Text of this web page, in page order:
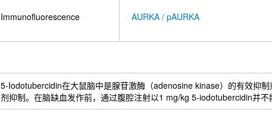
Immunofluorescence AURKA / pAURKA
5-Iodotubercidin在大鼠脑中是腺苷激酶（adenosine kinase）的有效抑
剂抑制。在脑缺血发作前，通过腹腔注射以1 mg/kg 5-iodotubercidin并不